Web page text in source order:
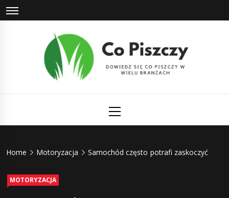
Skip
to
Menu
Home Motoryzacja Samochód często potrafi zaskoczyć
MOTORYZACJA